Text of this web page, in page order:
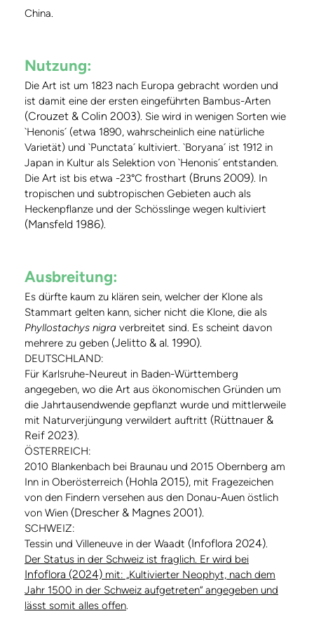
China.
Nutzung:
Die Art ist um 1823 nach Europa gebracht worden und
ist damit eine der ersten eingeführten Bambus-Arten
(Crouzet & Colin 2003). Sie wird in wenigen Sorten wie
`Henonis´ (etwa 1890, wahrscheinlich eine natürliche
Varietät) und `Punctata´ kultiviert. `Boryana´ ist 1912 in
Japan in Kultur als Selektion von `Henonis´ entstanden.
Die Art ist bis etwa -23°C frosthart (Bruns 2009). In
tropischen und subtropischen Gebieten auch als
Heckenpflanze und der Schösslinge wegen kultiviert
(Mansfeld 1986).
Ausbreitung:
Es dürfte kaum zu klären sein, welcher der Klone als
Stammart gelten kann, sicher nicht die Klone, die als
Phyllostachys nigra verbreitet sind. Es scheint davon
mehrere zu geben (Jelitto & al. 1990).
DEUTSCHLAND:
Für Karlsruhe-Neureut in Baden-Württemberg
angegeben, wo die Art aus ökonomischen Gründen um
die Jahrtausendwende gepflanzt wurde und mittlerweile
mit Naturverjüngung verwildert auftritt (Rüttnauer &
Reif 2023).
ÖSTERREICH:
2010 Blankenbach bei Braunau und 2015 Obernberg am
Inn in Oberösterreich (Hohla 2015), mit Fragezeichen
von den Findern versehen aus den Donau-Auen östlich
von Wien (Drescher & Magnes 2001).
SCHWEIZ:
Tessin und Villeneuve in der Waadt (Infoflora 2024).
Der Status in der Schweiz ist fraglich. Er wird bei
Infoflora (2024) mit: „Kultivierter Neophyt, nach dem
Jahr 1500 in der Schweiz aufgetreten“ angegeben und
lässt somit alles offen.